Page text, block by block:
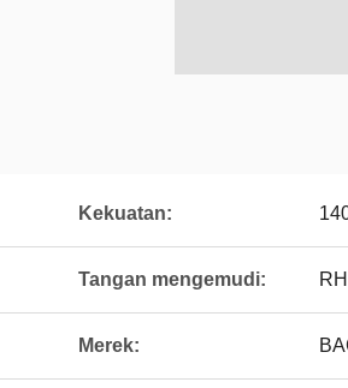
Kekuatan:
Tangan mengemudi:
Merek: